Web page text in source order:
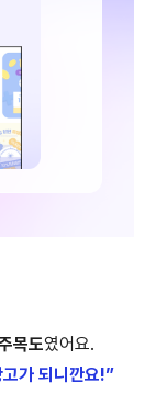
목도였어요.
가 되니깐요!”